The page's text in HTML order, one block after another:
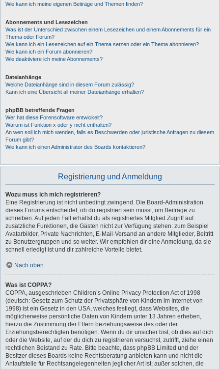
Wie kann ich meine eigenen Beiträge und Themen finden?
Abonnements und Lesezeichen
Was ist der Unterschied zwischen einem Lesezeichen und einem Abonnements für ein
Thema oder Forum?
Wie kann ich ein Lesezeichen auf ein Thema setzen oder ein Thema abonnieren?
Wie kann ich ein Forum abonnieren?
Wie deaktiviere ich meine Abonnements?
Dateianhänge
Welche Dateianhänge sind in diesem Forum zulässig?
Kann ich eine Übersicht all meiner Dateianhänge erhalten?
phpBB betreffende Fragen
Wer hat diese Forensoftware entwickelt?
Warum ist Funktion x oder y nicht enthalten?
An wen soll ich mich wenden, falls es Beschwerden oder juristische Anfragen zu diesem
Forum gibt?
Wie kann ich einen Administrator des Boards kontaktieren?
Registrierung und Anmeldung
Wozu muss ich mich registrieren?
Eine Registrierung ist nicht unbedingt zwingend. Die Board-Administration
dieses Forums entscheidet, ob du registriert sein musst, um Beiträge zu
schreiben. Auf jeden Fall erhältst du als registriertes Mitglied Zugriff auf
zusätzliche Funktionen, die Gästen nicht zur Verfügung stehen: zum Beispiel
Avatarbilder, Private Nachrichten, E-Mail-Versand an andere Mitglieder, Beitritt
zu Benutzergruppen und so weiter. Wir empfehlen dir eine Anmeldung, da sie
schnell erledigt ist und dir zahlreiche Vorteile bietet.
Nach oben
Was ist COPPA?
COPPA, ausgeschrieben Children’s Online Privacy Protection Act of 1998
(deutsch: Gesetz zum Schutz der Privatsphäre von Kindern im Internet von
1998) ist ein Gesetz in den USA, welches festlegt, dass Websites, die
möglicherweise persönliche Daten von Kindern unter 13 Jahren erheben,
hierzu die Zustimmung der Eltern beziehungsweise des oder der
Erziehungsberechtigten benötigen. Wenn du dir unsicher bist, ob dies auf dich
oder die Website, auf der du dich zu registrieren versuchst, zutrifft, ziehe einen
rechtlichen Beistand zu Rate. Bitte beachte, dass phpBB Limited und der
Besitzer dieses Boards keine Rechtsberatung anbieten kann und nicht die
Anlaufstelle für Rechtsangelegenheiten jeglicher Art ist; außer solchen, die